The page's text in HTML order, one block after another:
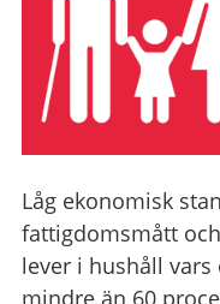
Låg ekonomisk
fattigdomsmått
lever i hushåll
mindre än 60